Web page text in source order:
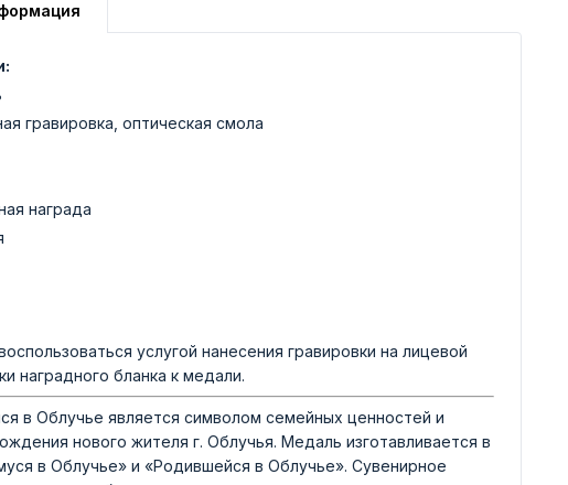
гравировка, оптическая смола
награда
услугой нанесения гравировки на лицевой
наградного бланка к медали.
в Облучье является символом семейных ценностей и
нового жителя г. Облучья. Медаль изготавливается в
в Облучье» и «Родившейся в Облучье». Сувенирное